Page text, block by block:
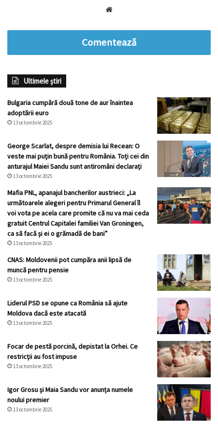
Comentează
Ultimele știri
Bulgaria cumpără două tone de aur înaintea
adoptării euro
13 octombrie 2025
George Scarlat, despre demisia lui Recean: O
veste mai puțin bună pentru România. Toți cei din
anturajul Maiei Sandu sunt antiromâni declarați
13 octombrie 2025
Mafia PNL, apanajul bancherilor austrieci: „La
următoarele alegeri pentru Primarul General îl
voi vota pe acela care promite că nu va mai ceda
gratuit Centrul Capitalei familiei Van Groningen,
ca să facă și ei o grămadă de bani”
13 octombrie 2025
CNAS: Moldovenii pot cumpăra anii lipsă de
muncă pentru pensie
13 octombrie 2025
Liderul PSD se opune ca România să ajute
Moldova dacă este atacată
13 octombrie 2025
Focar de pestă porcină, depistat la Orhei. Ce
restricții au fost impuse
13 octombrie 2025
Igor Grosu și Maia Sandu vor anunța numele
noului premier
13 octombrie 2025